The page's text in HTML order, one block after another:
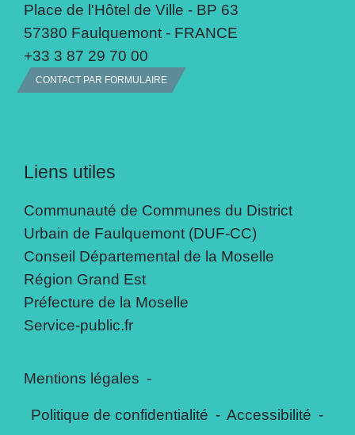
Place de l'Hôtel de Ville - BP 63
57380 Faulquemont - FRANCE
+33 3 87 29 70 00
CONTACT PAR FORMULAIRE
Liens utiles
Communauté de Communes du District
Urbain de Faulquemont (DUF-CC)
Conseil Départemental de la Moselle
Région Grand Est
Préfecture de la Moselle
Service-public.fr
Mentions légales -
Politique de confidentialité - Accessibilité -